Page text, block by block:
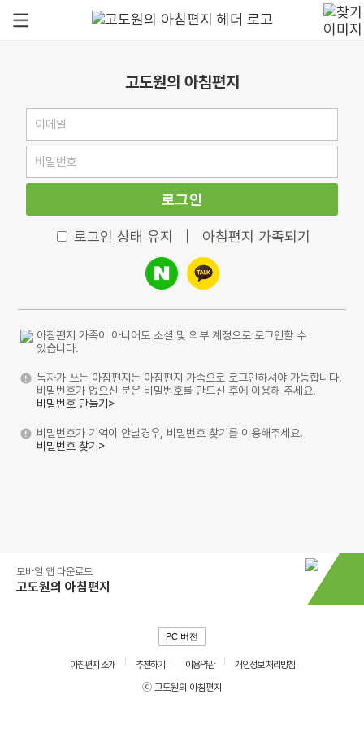
고도원의 아침편지
로그인
로그인 상태 유지 아침편지 가족되기
아침편지 가족이 아니어도 소셜 및 외부 계정으로 로그인할 수
있습니다.
독자가 쓰는 아침편지는 아침편지 가족으로 로그인하셔야 가능합니다.
비밀번호가 없으신 분은 비밀번호를 만드신 후에 이용해 주세요.
비밀번호 만들기>
비밀번호가 기억이 안날경우, 비밀번호 찾기를 이용해주세요.
비밀번호 찾기>
모바일 앱 다운로드
고도원의 아침편지
PC 버전
아침편지 소개 추천하기 이용약관
개인정보 처리방침
ⓒ 고도원의 아침편지